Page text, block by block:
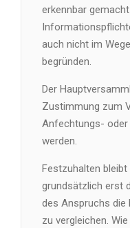
erkennbar
auch nicht im
begründen.
Der
Zustimmung zum
Anfechtungs-
werden.
Festzuhalten
grundsätzlich erst
des Anspruchs die
zu vergleichen.